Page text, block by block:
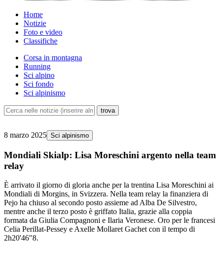
Home
Notizie
Foto e video
Classifiche
Corsa in montagna
Running
Sci alpino
Sci fondo
Sci alpinismo
8 marzo 2025 Sci alpinismo
Mondiali Skialp: Lisa Moreschini argento nella team
relay
È arrivato il giorno di gloria anche per la trentina Lisa Moreschini ai
Mondiali di Morgins, in Svizzera. Nella team relay la finanziera di
Pejo ha chiuso al secondo posto assieme ad Alba De Silvestro,
mentre anche il terzo posto è griffato Italia, grazie alla coppia
formata da Giulia Compagnoni e Ilaria Veronese. Oro per le francesi
Celia Perillat-Pessey e Axelle Mollaret Gachet con il tempo di
2h20'46"8.